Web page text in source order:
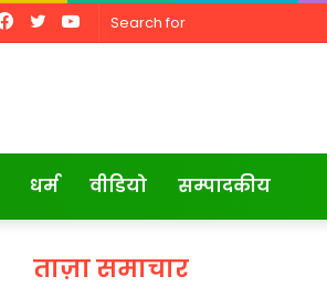
YouTube
Twitter
Facebook
धर्म वीडियो सम्पादकीय
ताज़ा समाचार